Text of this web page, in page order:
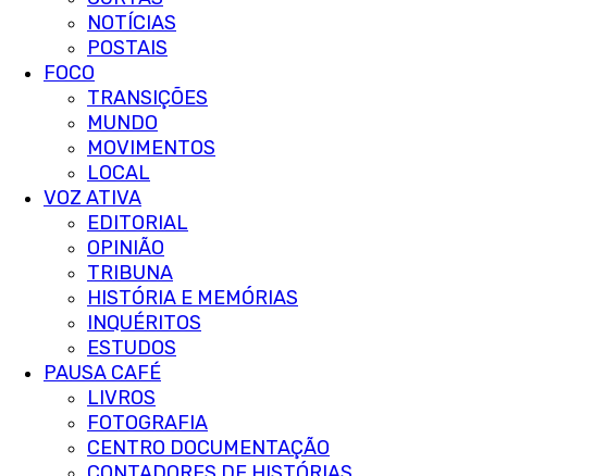
NOTÍCIAS
POSTAIS
FOCO
TRANSIÇÕES
MUNDO
MOVIMENTOS
LOCAL
VOZ ATIVA
EDITORIAL
OPINIÃO
TRIBUNA
HISTÓRIA E MEMÓRIAS
INQUÉRITOS
ESTUDOS
PAUSA CAFÉ
LIVROS
FOTOGRAFIA
CENTRO DOCUMENTAÇÃO